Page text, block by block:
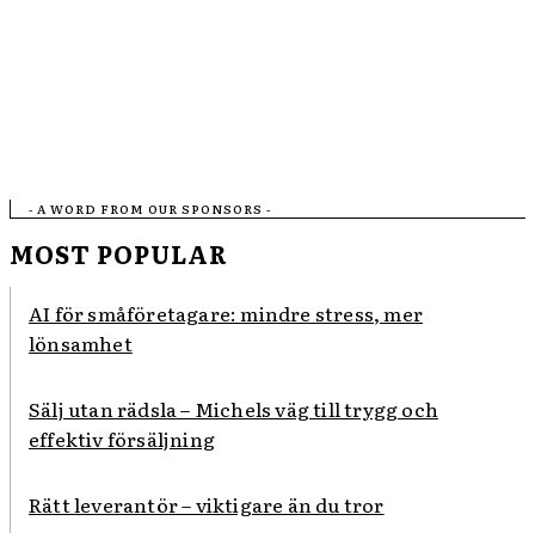
- A WORD FROM OUR SPONSORS -
MOST POPULAR
AI för småföretagare: mindre stress, mer
lönsamhet
Sälj utan rädsla – Michels väg till trygg och
effektiv försäljning
Rätt leverantör – viktigare än du tror